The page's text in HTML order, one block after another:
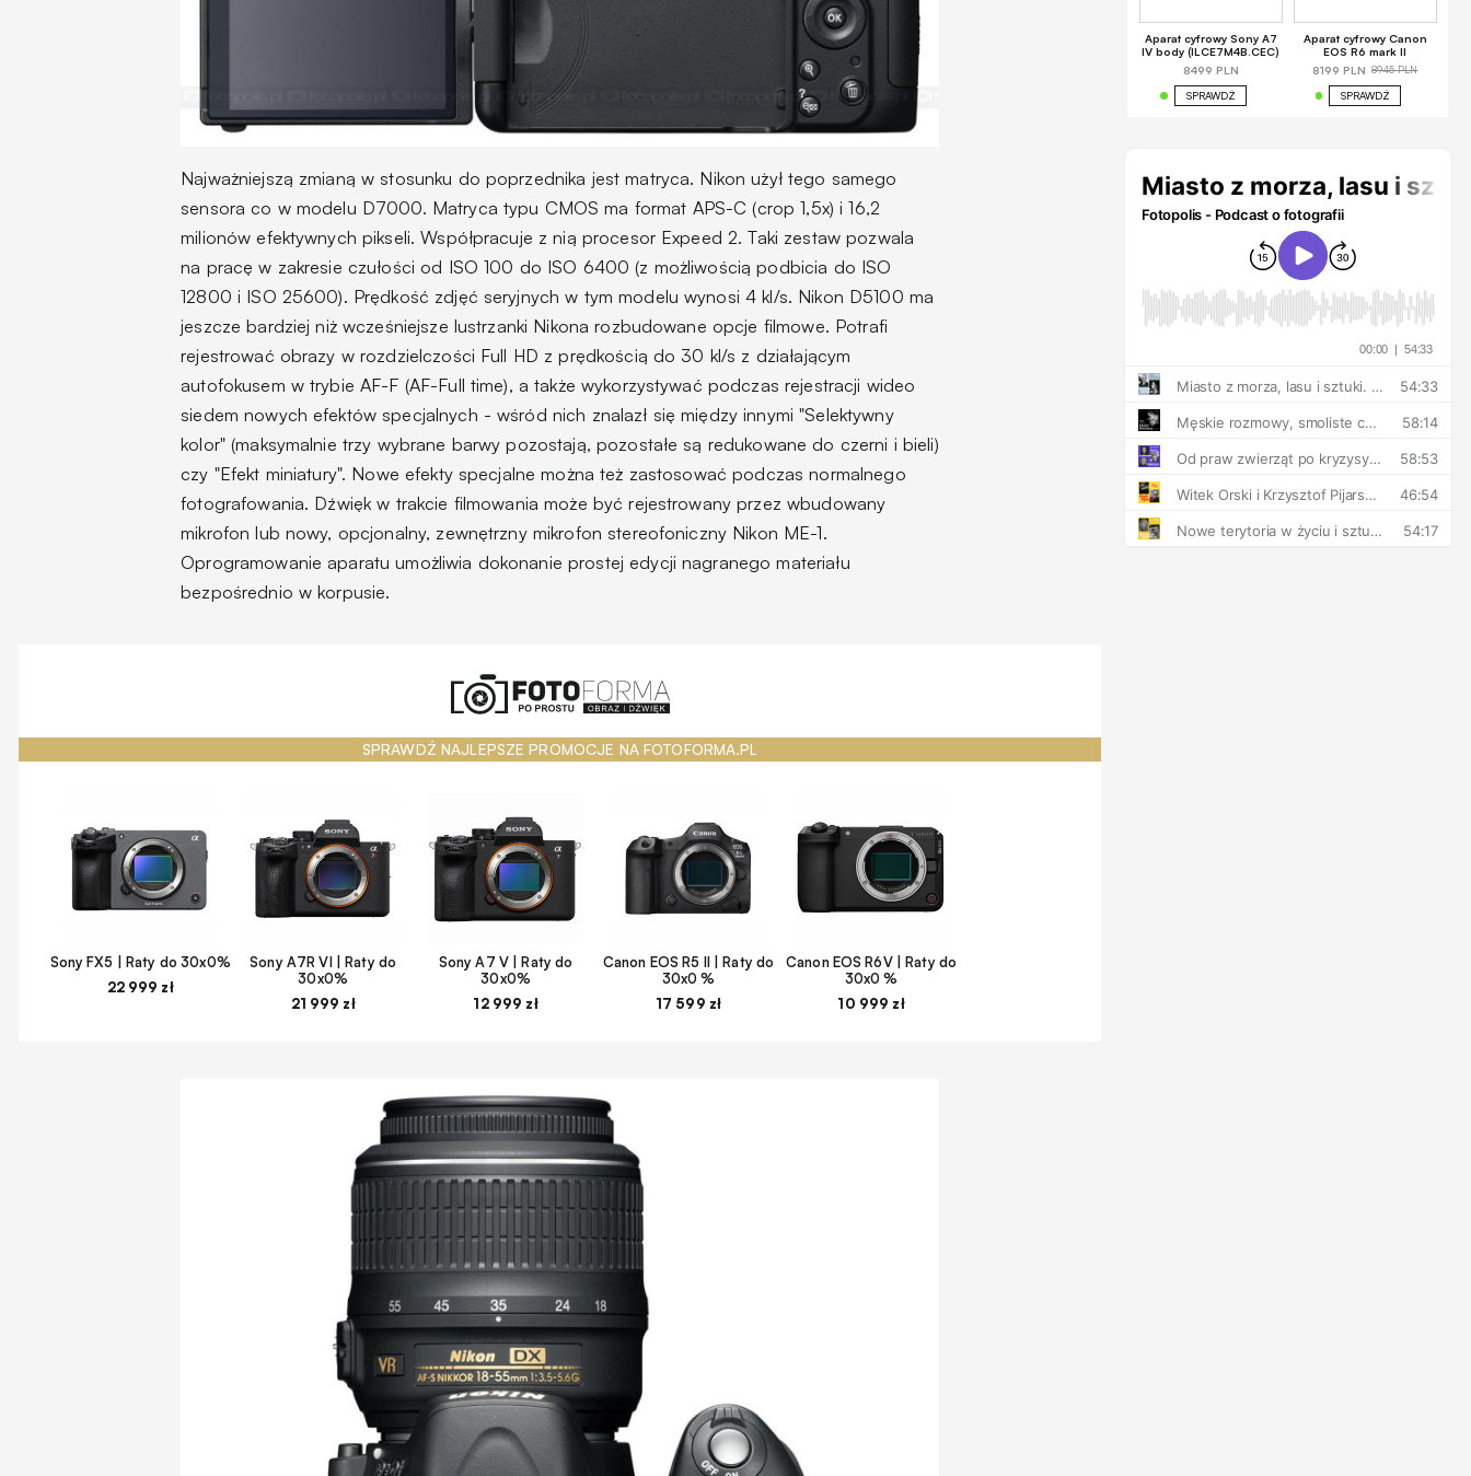
Najważniejszą zmianą w stosunku do poprzednika jest matryca. Nikon użył tego samego
sensora co w modelu D7000. Matryca typu CMOS ma format APS-C (crop 1,5x) i 16,2
milionów efektywnych pikseli. Współpracuje z nią procesor Expeed 2. Taki zestaw pozwala
na pracę w zakresie czułości od ISO 100 do ISO 6400 (z możliwością podbicia do ISO
12800 i ISO 25600). Prędkość zdjęć seryjnych w tym modelu wynosi 4 kl/s. Nikon D5100 ma
jeszcze bardziej niż wcześniejsze lustrzanki Nikona rozbudowane opcje filmowe. Potrafi
rejestrować obrazy w rozdzielczości Full HD z prędkością do 30 kl/s z działającym
autofokusem w trybie AF-F (AF-Full time), a także wykorzystywać podczas rejestracji wideo
siedem nowych efektów specjalnych - wśród nich znalazł się między innymi "Selektywny
kolor" (maksymalnie trzy wybrane barwy pozostają, pozostałe są redukowane do czerni i bieli)
czy "Efekt miniatury". Nowe efekty specjalne można też zastosować podczas normalnego
fotografowania. Dźwięk w trakcie filmowania może być rejestrowany przez wbudowany
mikrofon lub nowy, opcjonalny, zewnętrzny mikrofon stereofoniczny Nikon ME-1.
Oprogramowanie aparatu umożliwia dokonanie prostej edycji nagranego materiału
bezpośrednio w korpusie.
SPRAWDŹ NAJLEPSZE PROMOCJE NA FOTOFORMA.PL
Sony FX5 | Raty do 30x0%
22 999 zł
Sony A7R VI | Raty do
30x0%
21 999 zł
Sony A7 V | Raty do
30x0%
12 999 zł
Canon EOS R5 II | Raty do
30x0 %
17 599 zł
Canon EOS R6V | Raty do
30x0 %
10 999 zł
Aparat cyfrowy Sony A7
IV body (ILCE7M4B.CEC)
8499 PLN
SPRAWDŹ
Aparat cyfrowy Canon
EOS R6 mark II
8199 PLN 8945 PLN
SPRAWDŹ